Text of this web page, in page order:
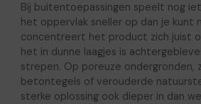
Bij buitentoepassingen speelt nog
het oppervlak sneller op dan je kunt
concentreert het product zich juist
het in dunne laagjes is
strepen. Op poreuze ondergronden,
betontegels of verouderde
sterke oplossing ook dieper in dan